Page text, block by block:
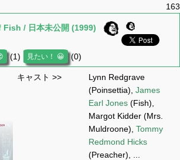
163
/ 日本未公開 (1999)
(1) (0)
キャスト >>
Lynn Redgrave
(Poinsettia), James
Earl Jones (Fish),
Margot Kidder (Mrs.
Muldroone), Tommy
Redmond Hicks
(Preacher), ...